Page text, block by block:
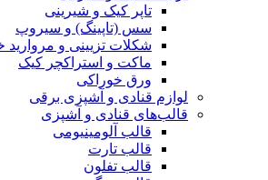
تاپر کیک و شیرینی
سس (تاپینگ) و سیروپ
شکلات تزیینی و مروارید
ماکت و استراکچر کیک
ورق خوراکی
لوازم قنادی و آشپزی برقی
قالب‌های قنادی و آشپزی
قالب آلومینیومی
قالب تارت
قالب تفلون